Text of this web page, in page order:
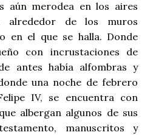
aún merodea en los aires
alrededor de los muros
en el que se halla. Donde
con incrustaciones de
antes había alfombras y
una noche de febrero
IV, se encuentra con
albergan algunos de sus
manuscritos y